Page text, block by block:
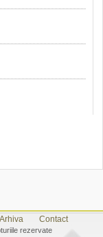
Arhiva Contact
rezervate